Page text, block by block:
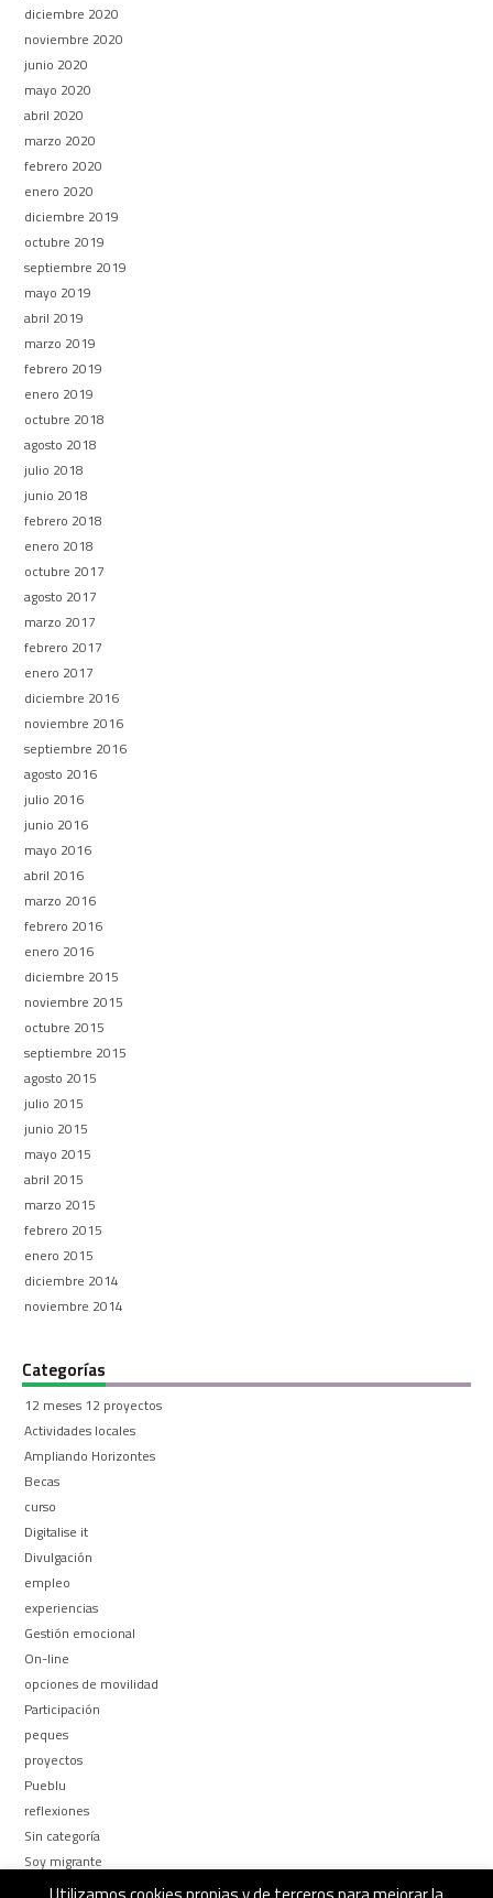
diciembre 2020
noviembre 2020
junio 2020
mayo 2020
abril 2020
marzo 2020
febrero 2020
enero 2020
diciembre 2019
octubre 2019
septiembre 2019
mayo 2019
abril 2019
marzo 2019
febrero 2019
enero 2019
octubre 2018
agosto 2018
julio 2018
junio 2018
febrero 2018
enero 2018
octubre 2017
agosto 2017
marzo 2017
febrero 2017
enero 2017
diciembre 2016
noviembre 2016
septiembre 2016
agosto 2016
julio 2016
junio 2016
mayo 2016
abril 2016
marzo 2016
febrero 2016
enero 2016
diciembre 2015
noviembre 2015
octubre 2015
septiembre 2015
agosto 2015
julio 2015
junio 2015
mayo 2015
abril 2015
marzo 2015
febrero 2015
enero 2015
diciembre 2014
noviembre 2014
Categorías
12 meses 12 proyectos
Actividades locales
Ampliando Horizontes
Becas
curso
Digitalise it
Divulgación
empleo
experiencias
Gestión emocional
On-line
opciones de movilidad
Participación
peques
proyectos
Pueblu
reflexiones
Sin categoría
Soy migrante
Too busy to be